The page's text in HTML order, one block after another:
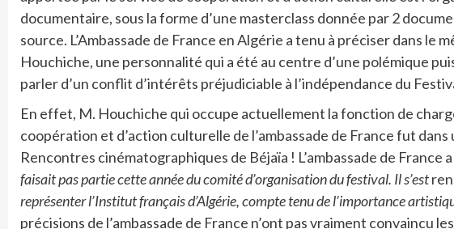
documentaire, sous la forme d’une masterclass donnée par 2
source. L’Ambassade de France en Algérie a tenu à préciser dans le
Houchiche, une personnalité qui a été au centre d’une polémique
parler d’un conflit d’intérêts préjudiciable à l’indépendance du
En effet, M. Houchiche qui occupe actuellement la fonction de
coopération et d’action culturelle de l’ambassade de France fut
Rencontres cinématographiques de Béjaïa ! L’ambassade de France
faisait pas partie cette année du comité d’organisation du festival. Il s’est
représenter l’Institut français d’Algérie, compte tenu de l’importance
précisions de l’ambassade de France n’ont pas vraiment convaincu